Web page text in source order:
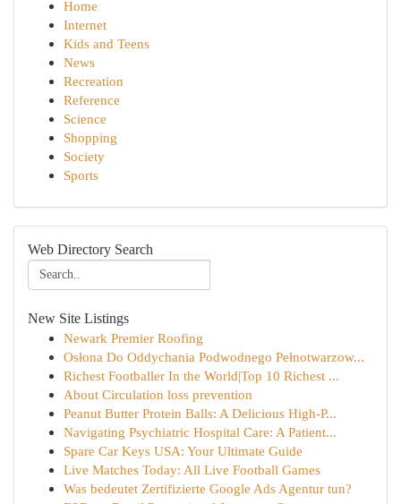
Home
Internet
Kids and Teens
News
Recreation
Reference
Science
Shopping
Society
Sports
Web Directory Search
New Site Listings
Newark Premier Roofing
Osłona Do Oddychania Podwodnego Pełnotwarzow...
Richest Footballer In the World|Top 10 Richest ...
About Circulation loss prevention
Peanut Butter Protein Balls: A Delicious High-P...
Navigating Psychiatric Hospital Care: A Patient...
Spare Car Keys USA: Your Ultimate Guide
Live Matches Today: All Live Football Games
Was bedeutet Zertifizierte Google Ads Agentur tun?